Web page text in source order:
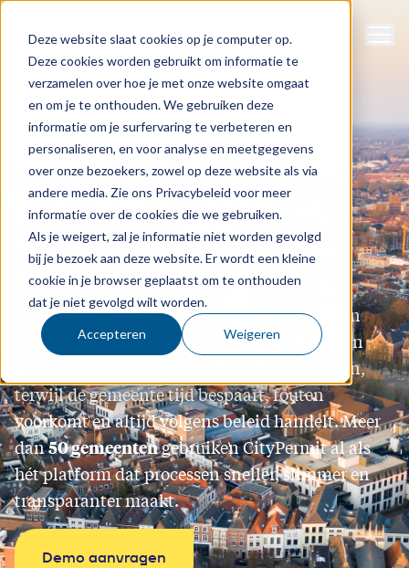
Deze website slaat cookies op je computer op.
Deze cookies worden gebruikt om informatie te
verzamelen over hoe je met onze website omgaat
en om je te onthouden. We gebruiken deze
informatie om je surfervaring te verbeteren en
personaliseren, en voor analyse en meetgegevens
over onze bezoekers, zowel op deze website als via
andere media. Zie ons Privacybeleid voor meer
informatie over de cookies die we gebruiken.
Als je weigert, zal je informatie niet worden gevolgd
bij je bezoek aan deze website. Er wordt een kleine
cookie in je browser geplaatst om te onthouden
dat je niet gevolgd wilt worden.
Accepteren Weigeren
Support
CityPermit
Gemak voor burgers,
efficiëntie voor
gemeenten
Met CityPermit regel je parkeervergunningen
volledig digitaal. Burgers en bedrijven vragen
eenvoudig hun vergunning of ontheffing aan,
terwijl de gemeente tijd bespaart, fouten
voorkomt en altijd volgens beleid handelt. Meer
dan50 gemeentengebruiken CityPermit al als
hét platform dat processen sneller, slimmer en
transparanter maakt.
Demo aanvragen